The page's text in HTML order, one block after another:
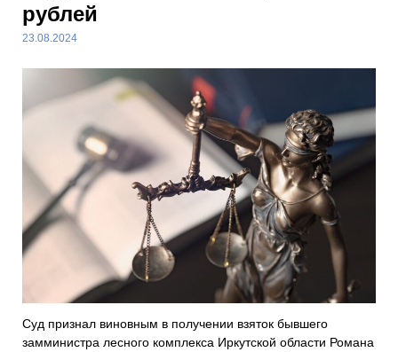
рублей
23.08.2024
Суд признал виновным в получении взяток бывшего
замминистра лесного комплекса Иркутской области Романа